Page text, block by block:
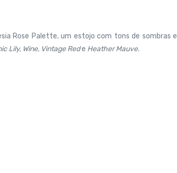
Rose Palette, um estojo com tons de sombras e
Lily, Wine, Vintage Rede Heather Mauve.